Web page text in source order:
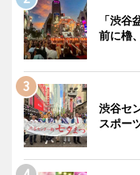
「渋
前に櫓
渋谷セ
スポー